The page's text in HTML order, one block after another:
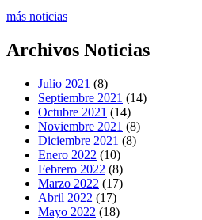
más noticias
Archivos Noticias
Julio 2021 (8)
Septiembre 2021 (14)
Octubre 2021 (14)
Noviembre 2021 (8)
Diciembre 2021 (8)
Enero 2022 (10)
Febrero 2022 (8)
Marzo 2022 (17)
Abril 2022 (17)
Mayo 2022 (18)